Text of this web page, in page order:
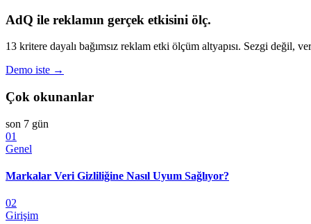
AdQ ile reklamın gerçek etkisini ölç.
13 kritere dayalı bağımsız reklam etki ölçüm altyapısı. Sezgi değil,
Demo iste →
Çok okunanlar
son 7 gün
01
Genel
Markalar Veri Gizliliğine Nasıl Uyum Sağlıyor?
02
Girişim